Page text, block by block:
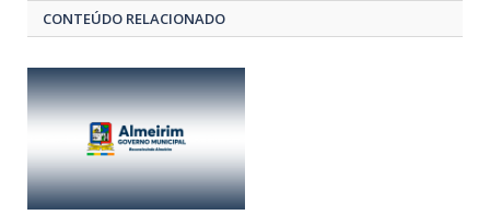
CONTEÚDO RELACIONADO